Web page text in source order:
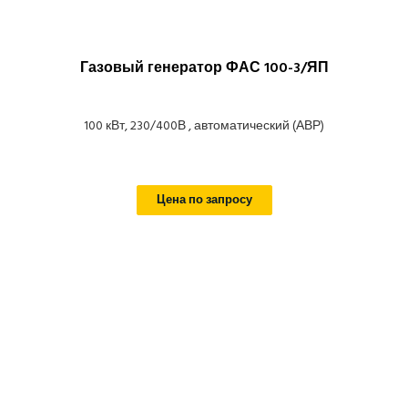
Газовый генератор ФАС 100-3/ЯП
100 кВт, 230/400В , автоматический (АВР)
Цена по запросу